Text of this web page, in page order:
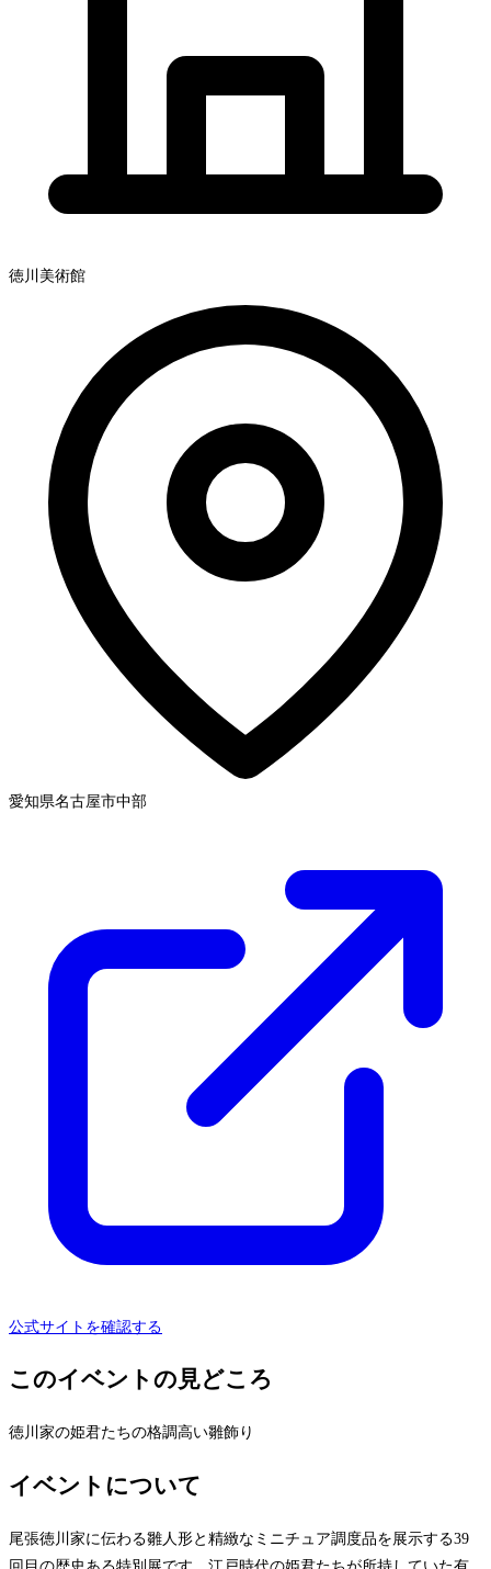
徳川美術館
愛知県名古屋市中部
公式サイトを確認する
このイベントの見どころ
徳川家の姫君たちの格調高い雛飾り
イベントについて
尾張徳川家に伝わる雛人形と精緻なミニチュア調度品を展示する39